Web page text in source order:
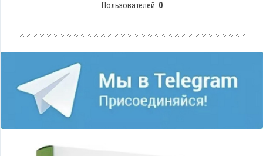
Пользователей: 0